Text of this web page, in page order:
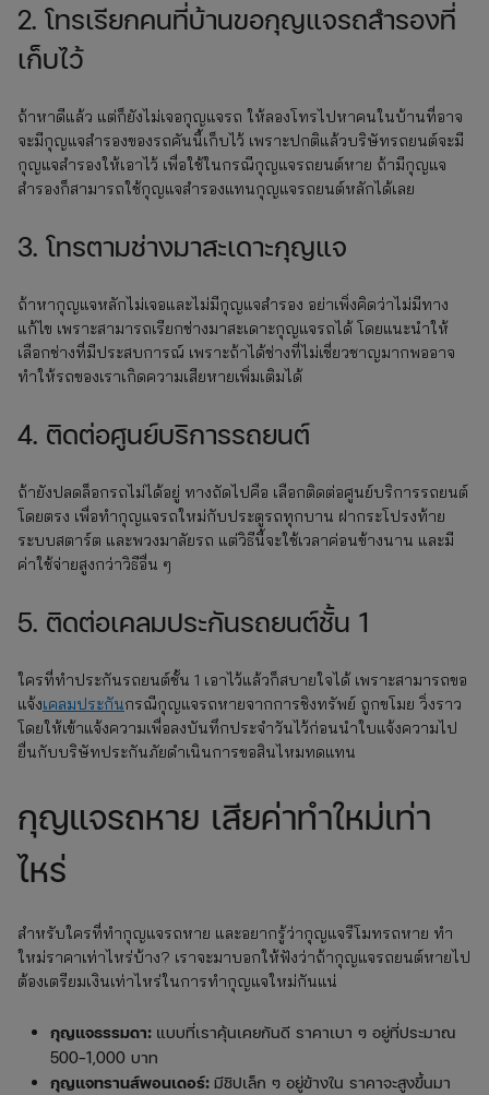
2. โทรเรียกคนที่บ้านขอกุญแจรถสำรองที่
เก็บไว้
ถ้าหาดีแล้ว แต่ก็ยังไม่เจอกุญแจรถ ให้ลองโทรไปหาคนในบ้านที่อาจ
จะมีกุญแจสำรองของรถคันนี้เก็บไว้ เพราะปกติแล้วบริษัทรถยนต์จะมี
กุญแจสำรองให้เอาไว้ เพื่อใช้ในกรณีกุญแจรถยนต์หาย ถ้ามีกุญแจ
สำรองก็สามารถใช้กุญแจสำรองแทนกุญแจรถยนต์หลักได้เลย
3. โทรตามช่างมาสะเดาะกุญแจ
ถ้าหากุญแจหลักไม่เจอและไม่มีกุญแจสำรอง อย่าเพิ่งคิดว่าไม่มีทาง
แก้ไข เพราะสามารถเรียกช่างมาสะเดาะกุญแจรถได้ โดยแนะนำให้
เลือกช่างที่มีประสบการณ์ เพราะถ้าได้ช่างที่ไม่เชี่ยวชาญมากพออาจ
ทำให้รถของเราเกิดความเสียหายเพิ่มเติมได้
4. ติดต่อศูนย์บริการรถยนต์
ถ้ายังปลดล็อกรถไม่ได้อยู่ ทางถัดไปคือ เลือกติดต่อศูนย์บริการรถยนต์
โดยตรง เพื่อทำกุญแจรถใหม่กับประตูรถทุกบาน ฝากระโปรงท้าย
ระบบสตาร์ต และพวงมาลัยรถ แต่วิธีนี้จะใช้เวลาค่อนข้างนาน และมี
ค่าใช้จ่ายสูงกว่าวิธีอื่น ๆ
5. ติดต่อเคลมประกันรถยนต์ชั้น 1
ใครที่ทำประกันรถยนต์ชั้น 1 เอาไว้แล้วก็สบายใจได้ เพราะสามารถขอ
แจ้งเคลมประกันกรณีกุญแจรถหายจากการชิงทรัพย์ ถูกขโมย วิ่งราว
โดยให้เข้าแจ้งความเพื่อลงบันทึกประจำวันไว้ก่อนนำใบแจ้งความไป
ยื่นกับบริษัทประกันภัยดำเนินการขอสินไหมทดแทน
กุญแจรถหาย เสียค่าทำใหม่เท่า
ไหร่
สำหรับใครที่ทำกุญแจรถหาย และอยากรู้ว่ากุญแจรีโมทรถหาย ทํา
ใหม่ราคาเท่าไหร่บ้าง? เราจะมาบอกให้ฟังว่าถ้ากุญแจรถยนต์หายไป
ต้องเตรียมเงินเท่าไหร่ในการทำกุญแจใหม่กันแน่
กุญแจธรรมดา: แบบที่เราคุ้นเคยกันดี ราคาเบา ๆ อยู่ที่ประมาณ
500-1,000 บาท
กุญแจทรานส์พอนเดอร์: มีชิปเล็ก ๆ อยู่ข้างใน ราคาจะสูงขึ้นมา